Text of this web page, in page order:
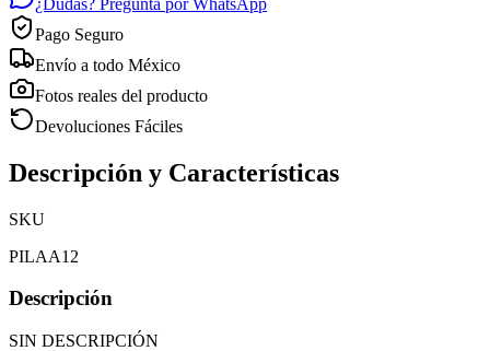
Pago Seguro
Envío a todo México
Fotos reales del producto
Devoluciones Fáciles
Descripción y Características
SKU
PILAA12
Descripción
SIN DESCRIPCIÓN